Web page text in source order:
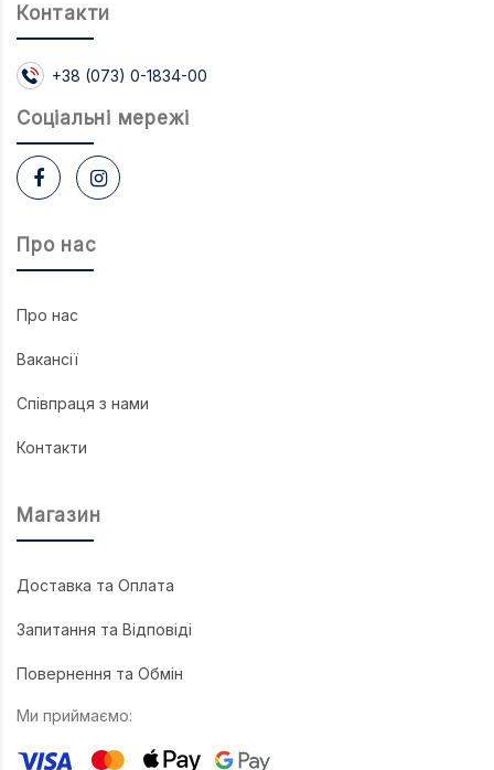
Про нас
Про нас
Вакансії
Співпраця з нами
Контакти
Магазин
Доставка та Оплата
Запитання та Відповіді
Повернення та Обмін
Ми приймаємо:
Контакти
+38 (073) 0-1834-00
Соцiальнi мережi